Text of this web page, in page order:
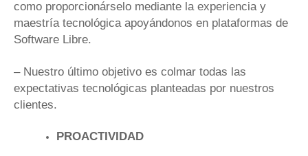
como proporcionárselo mediante la experiencia y
maestría tecnológica apoyándonos en plataformas de
Software Libre.
– Nuestro último objetivo es colmar todas las
expectativas tecnológicas planteadas por nuestros
clientes.
PROACTIVIDAD